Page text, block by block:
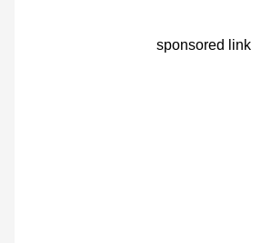
sponsored link